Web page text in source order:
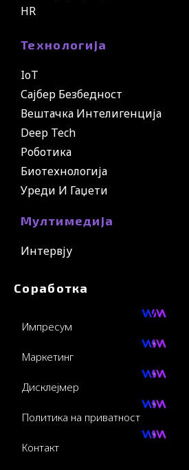
HR
Технологија
IoT
Сајбер Безбедност
Вештачка Интелигенција
Deep Tech
Роботика
Биотехнологија
Уреди И Гаџети
Мултимедија
Интервју
Соработка
Импресум
Маркетинг
Дисклејмер
Политика на приватност
Контакт